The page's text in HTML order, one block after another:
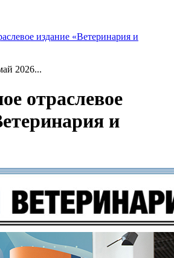
издание «Ветеринария и
2026...
отраслевое
и